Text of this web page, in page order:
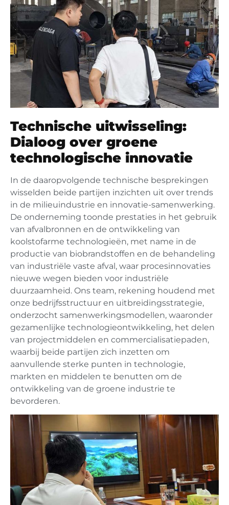
Technische uitwisseling:
Dialoog over groene
technologische innovatie
In de daaropvolgende technische besprekingen
wisselden beide partijen inzichten uit over trends
in de milieuindustrie en innovatie-samenwerking.
De onderneming toonde prestaties in het gebruik
van afvalbronnen en de ontwikkeling van
koolstofarme technologieën, met name in de
productie van biobrandstoffen en de behandeling
van industriële vaste afval, waar procesinnovaties
nieuwe wegen bieden voor industriële
duurzaamheid. Ons team, rekening houdend met
onze bedrijfsstructuur en uitbreidingsstrategie,
onderzocht samenwerkingsmodellen, waaronder
gezamenlijke technologieontwikkeling, het delen
van projectmiddelen en commercialisatiepaden,
waarbij beide partijen zich inzetten om
aanvullende sterke punten in technologie,
markten en middelen te benutten om de
ontwikkeling van de groene industrie te
bevorderen.